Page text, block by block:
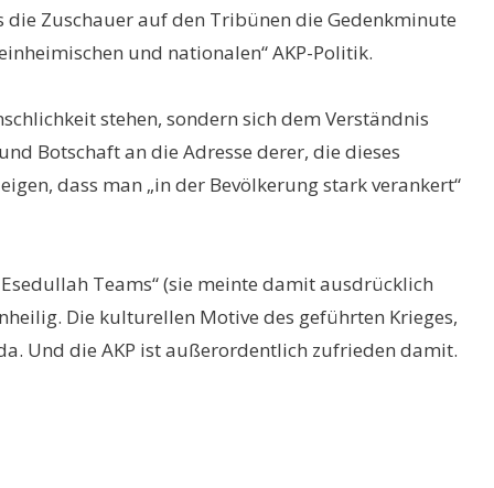
Zuschauer auf den Tribünen die Gedenkminute
und nationalen“ AKP-Politik.
stehen, sondern sich dem Verständnis
Botschaft an die Adresse derer, die dieses
dass man „in der Bevölkerung stark verankert“
Teams“ (sie meinte damit ausdrücklich
Die kulturellen Motive des geführten Krieges,
Und die AKP ist außerordentlich zufrieden damit.